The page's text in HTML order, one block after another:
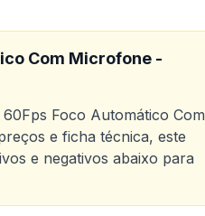
Com Microfone -
Foco Automático Com
e ficha técnica, este
e negativos abaixo para